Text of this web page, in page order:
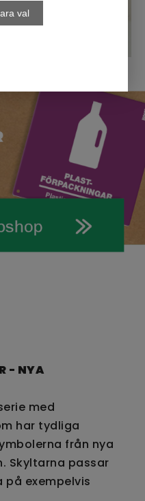
val
- NYA
med
har tydliga
från nya
Skyltarna passar
exempelvis